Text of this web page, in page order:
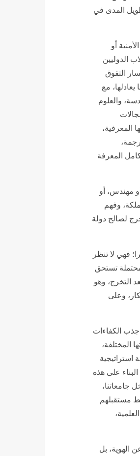
المدى في
أو
الدوليين
التفوق
كأن يتجاوز الطالب معدلا تراكميا مرتفعا جدا مثل 4.95 من 5 أو ما يعادلها، مع
والعلوم
المعرفية،
المعرفة
مهندس، أو
وفهم
لصالح دولة
فهي لا تنظر
تستحق
التخرج، وهو
وعلى
الكفاءات
المختلفة،
استراتيجية
على هذه
جامعاتنا،
مستقبلهم
الهوية، بل